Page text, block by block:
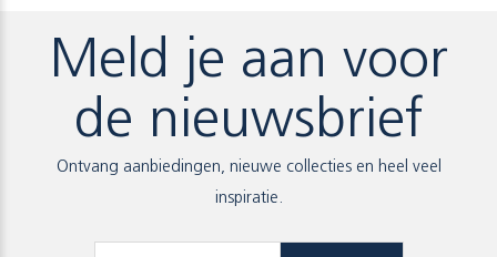
Meld je aan voor
de nieuwsbrief
Ontvang aanbiedingen, nieuwe collecties en heel veel
inspiratie.